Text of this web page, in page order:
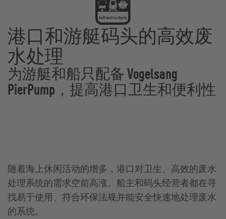
港口和游艇码头的高效废
水处理
为游艇和船只配备 Vogelsang
PierPump，提高港口卫生和便利性
随着海上休闲活动的增多，港口对卫生、高效的废水
处理系统的需求空前高涨。船主和码头经营者都在寻
找易于使用、符合环保法规并能安全快速地处理废水
的系统。